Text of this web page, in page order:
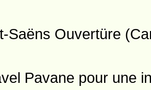
Saëns Ouvertüre
Pavane pour une